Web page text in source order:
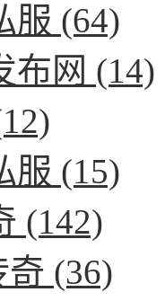
服 (64)
布网 (14)
服 (15)
(142)
奇 (36)